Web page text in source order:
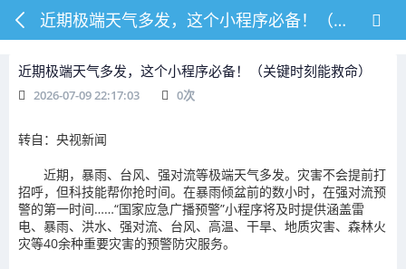
近期极端天气多发，这个小程序必备！（关键时刻能救命）
近期极端天气多发，这个小程序必备！（关键时刻能救命）
2026-07-09 22:17:03 0次
转自：央视新闻
近期，暴雨、台风、强对流等极端天气多发。灾害不会提前打
招呼，但科技能帮你抢时间。在暴雨倾盆前的数小时，在强对流预
警的第一时间……“国家应急广播预警”小程序将及时提供涵盖雷
电、暴雨、洪水、强对流、台风、高温、干旱、地质灾害、森林火
灾等40余种重要灾害的预警防灾服务。